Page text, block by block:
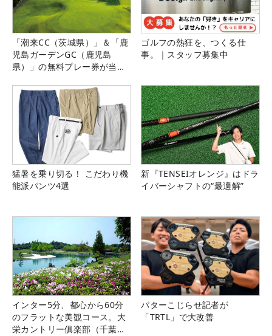
「潮来CC（茨城県）」＆「鹿
児島ガーデンGC（鹿児島
県）」の無料プレー券が当た
ゴルフの熱狂を、つくる仕
事。｜スタッフ募集中
猛暑を乗り切る！ こだわり機
能派パンツ4選
新『TENSEIオレンジ』はドラ
イバーシャフトの“最適解”
インター5分、都心から60分
のフラットな美観コース。大
栄カントリー俱楽部（千葉
パターこじらせ記者が
「TRTL」で大改善